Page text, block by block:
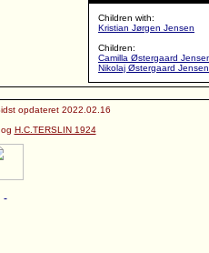
Children with:
Kristian Jørgen Jensen
Children:
Camilla Østergaard
Nikolaj Østergaard Jensen
opdateret 2022.02.16
og H.C.TERSLIN 1924